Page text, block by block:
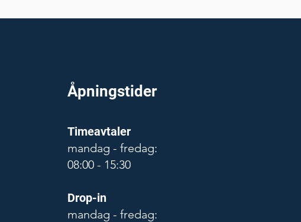
Åpningstider
Timeavtaler
mandag - fredag:
08:00 - 15:30
Drop-in
mandag - fredag: